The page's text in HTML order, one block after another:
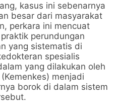
kasus ini sebenarnya
besar dari masyarakat
perkara ini mencuat
perundungan
yang sistematis di
spesialis
yang dilakukan oleh
menjadi
borok di dalam sistem